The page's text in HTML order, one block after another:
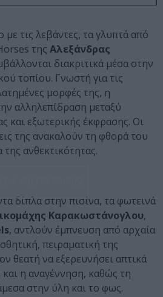
τις λεβάντες, τα γλυπτά από
της Αλεξάνδρας
διακριτικά μέσα στην
τοπίου. Γνωστή για τις
μορφές της, η
αλληλεπίδραση μεταξύ
και εξωτερικής έκφρασης. Οι
της ανακαλούν τη φθορά του
ανθεκτικότητας.
δίπλα στην πισίνα, τα φωτεινά
Καρακωστάνογλου,
, αντλούν έμπνευση από αρχαία
πειραματική της
θεατή να εξερευνήσει απτικά
η αναγέννηση, καθώς τη
στην ύλη και το φως.